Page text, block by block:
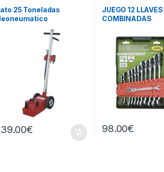
25 Toneladas
€
Herramientas De Mano
JUEGO 12 LLAVES
COMBINADAS
98.00€